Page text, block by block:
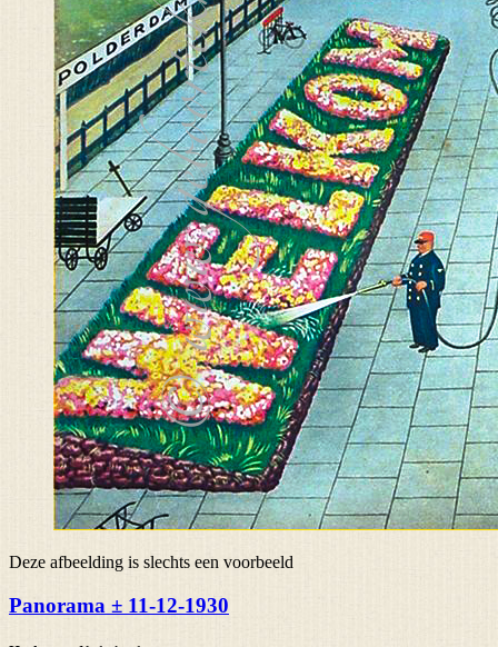
Deze afbeelding is slechts een voorbeeld
Panorama ± 11-12-1930